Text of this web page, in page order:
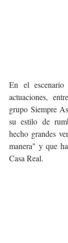
En el escenario
actuaciones,
grupo Siempre
su estilo de
hecho grandes
manera" y que
Casa Real.